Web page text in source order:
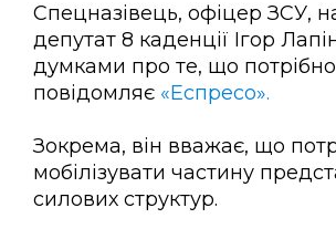
Спецназівець, офіцер ЗСУ,
депутат 8 каденції Ігор
думками про те, що потрібно
повідомляє «Еспресо».
Зокрема, він вважає, що
мобілізувати частину
силових структур.